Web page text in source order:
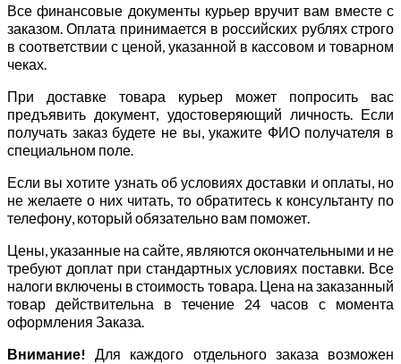
Все финансовые документы курьер вручит вам вместе с
заказом. Оплата принимается в российских рублях строго
в соответствии с ценой, указанной в кассовом и товарном
чеках.
При доставке товара курьер может попросить вас
предъявить документ, удостоверяющий личность. Если
получать заказ будете не вы, укажите ФИО получателя в
специальном поле.
Если вы хотите узнать об условиях доставки и оплаты, но
не желаете о них читать, то обратитесь к консультанту по
телефону, который обязательно вам поможет.
Цены, указанные на сайте, являются окончательными и не
требуют доплат при стандартных условиях поставки. Все
налоги включены в стоимость товара. Цена на заказанный
товар действительна в течение 24 часов с момента
оформления Заказа.
Внимание!
Для каждого отдельного заказа возможен